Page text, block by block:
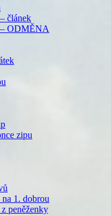
článek
ODMĚNA
zipu
1. dobrou
peněženky